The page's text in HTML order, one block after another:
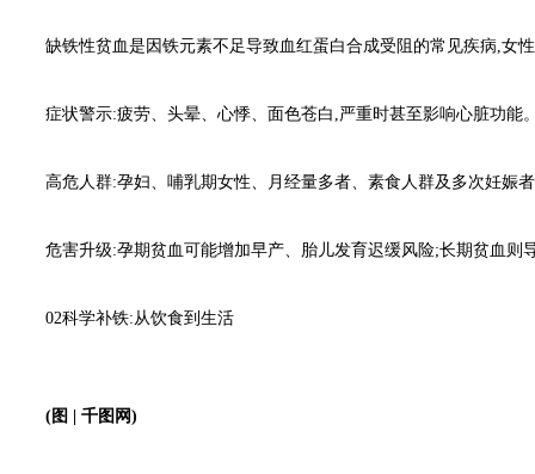
缺铁性贫血是因铁元素不足导致血红蛋白合成受阻的常见疾病,女
症状警示:疲劳、头晕、心悸、面色苍白,严重时甚至影响心脏功能
高危人群:孕妇、哺乳期女性、月经量多者、素食人群及多次妊娠
危害升级:孕期贫血可能增加早产、胎儿发育迟缓风险;长期贫血则
02科学补铁:从饮食到生活
(图 千图网)